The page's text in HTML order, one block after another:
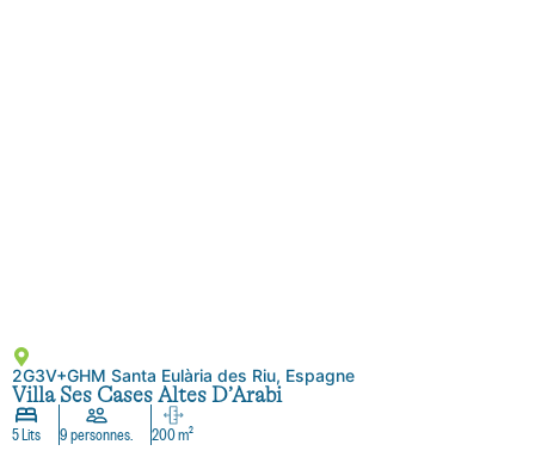
2G3V+GHM Santa Eulària des Riu, Espagne
Villa Ses Cases Altes D’Arabi
5 Lits 9 personnes. 200 m²